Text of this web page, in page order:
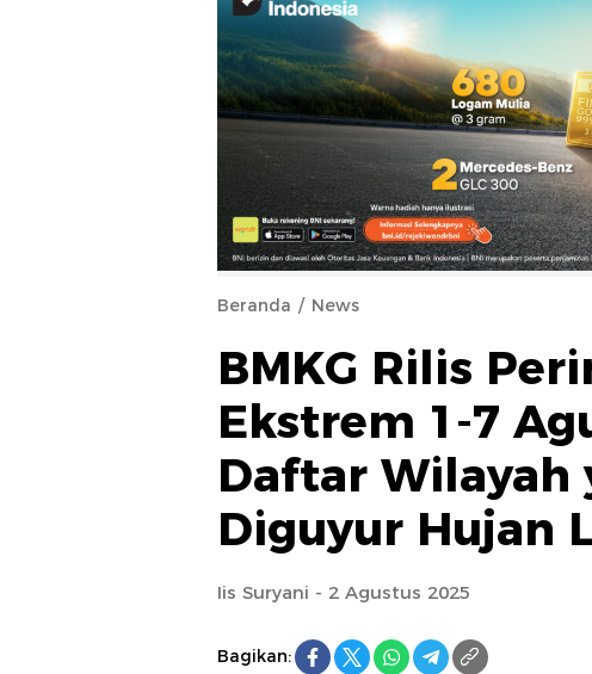
Beranda News
BMKG Rilis
Ekstrem 1-7
Daftar Wilayah
Diguyur Hujan
Iis Suryani - 2 Agustus 2025
Bagikan: